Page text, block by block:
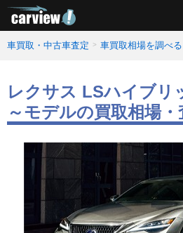
車買取・中古車査定 車買取相場を調べる
レクサス LSハイブリ
～モデルの買取相場・